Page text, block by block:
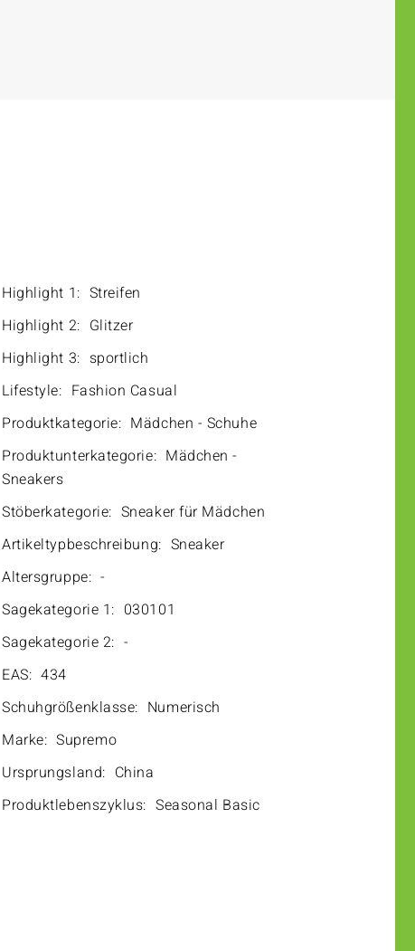
Highlight 1: Streifen
Highlight 2: Glitzer
Highlight 3: sportlich
Lifestyle: Fashion Casual
Produktkategorie: Mädchen - Schuhe
Produktunterkategorie: Mädchen -
Sneakers
Stöberkategorie: Sneaker für Mädchen
Artikeltypbeschreibung: Sneaker
Altersgruppe: -
Sagekategorie 1: 030101
Sagekategorie 2: -
EAS: 434
Schuhgrößenklasse: Numerisch
Marke: Supremo
Ursprungsland: China
Produktlebenszyklus: Seasonal Basic